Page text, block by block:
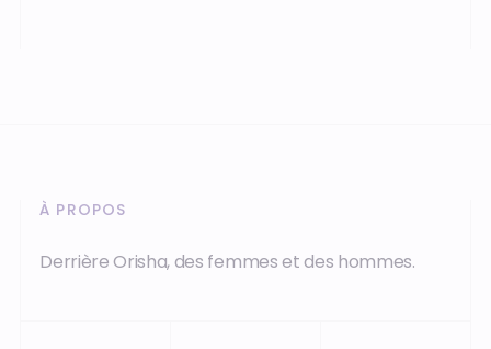
À PROPOS
Derrière Orisha, des femmes et des hommes.